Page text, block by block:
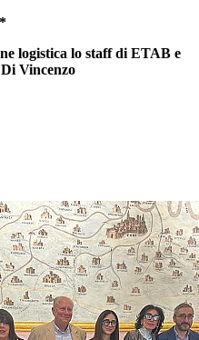
logistica lo staff di ETAB e
Vincenzo